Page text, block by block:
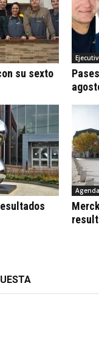
su sexto
Agenda